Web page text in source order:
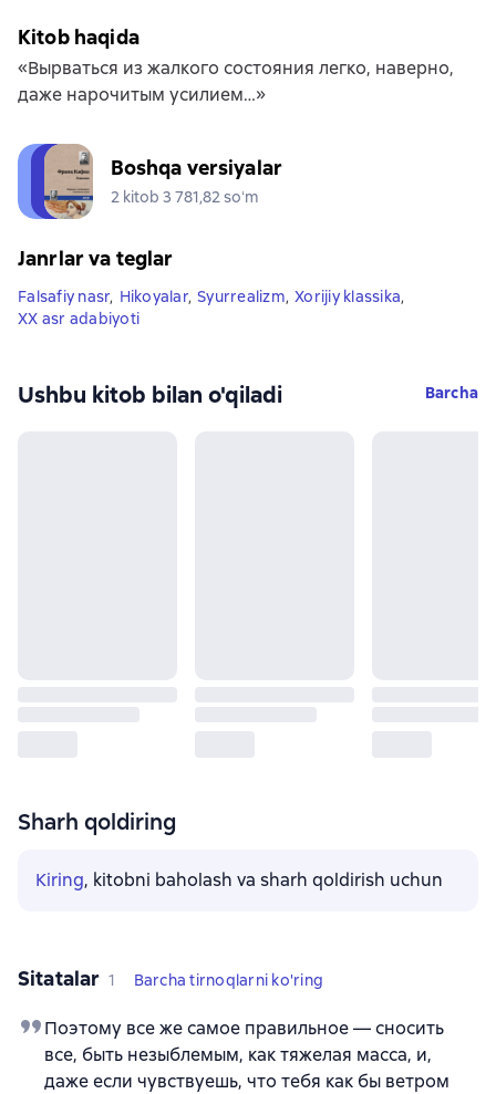
Kitob haqida
«Вырваться из жалкого состояния легко, наверно,
даже нарочитым усилием…»
Boshqa versiyalar
2 kitob 3 781,82 soʻm
Janrlar va teglar
Falsafiy nasr, Hikoyalar, Syurrealizm, Xorijiy klassika,
XX asr adabiyoti
Ushbu kitob bilan o'qiladi Barcha
Sharh qoldiring
Kiring, kitobni baholash va sharh qoldirish uchun
Sitatalar 1 Barcha tirnoqlarni ko'ring
Поэтому все же самое правильное — сносить
все, быть незыблемым, как тяжелая масса, и,
даже если чувствуешь, что тебя как бы ветром